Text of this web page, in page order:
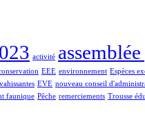
activité
EEE environnement Espèces
EVE nouveau conseil
faunique Pêche remerciements Trousse